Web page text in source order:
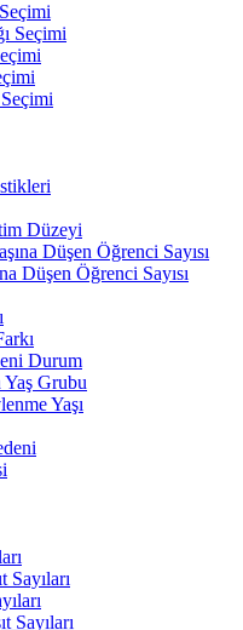
Seçimi
Düzeyi
Düşen Öğrenci Sayısı
Düşen Öğrenci Sayısı
Durum
Grubu
Yaşı
Sayıları
Sayıları